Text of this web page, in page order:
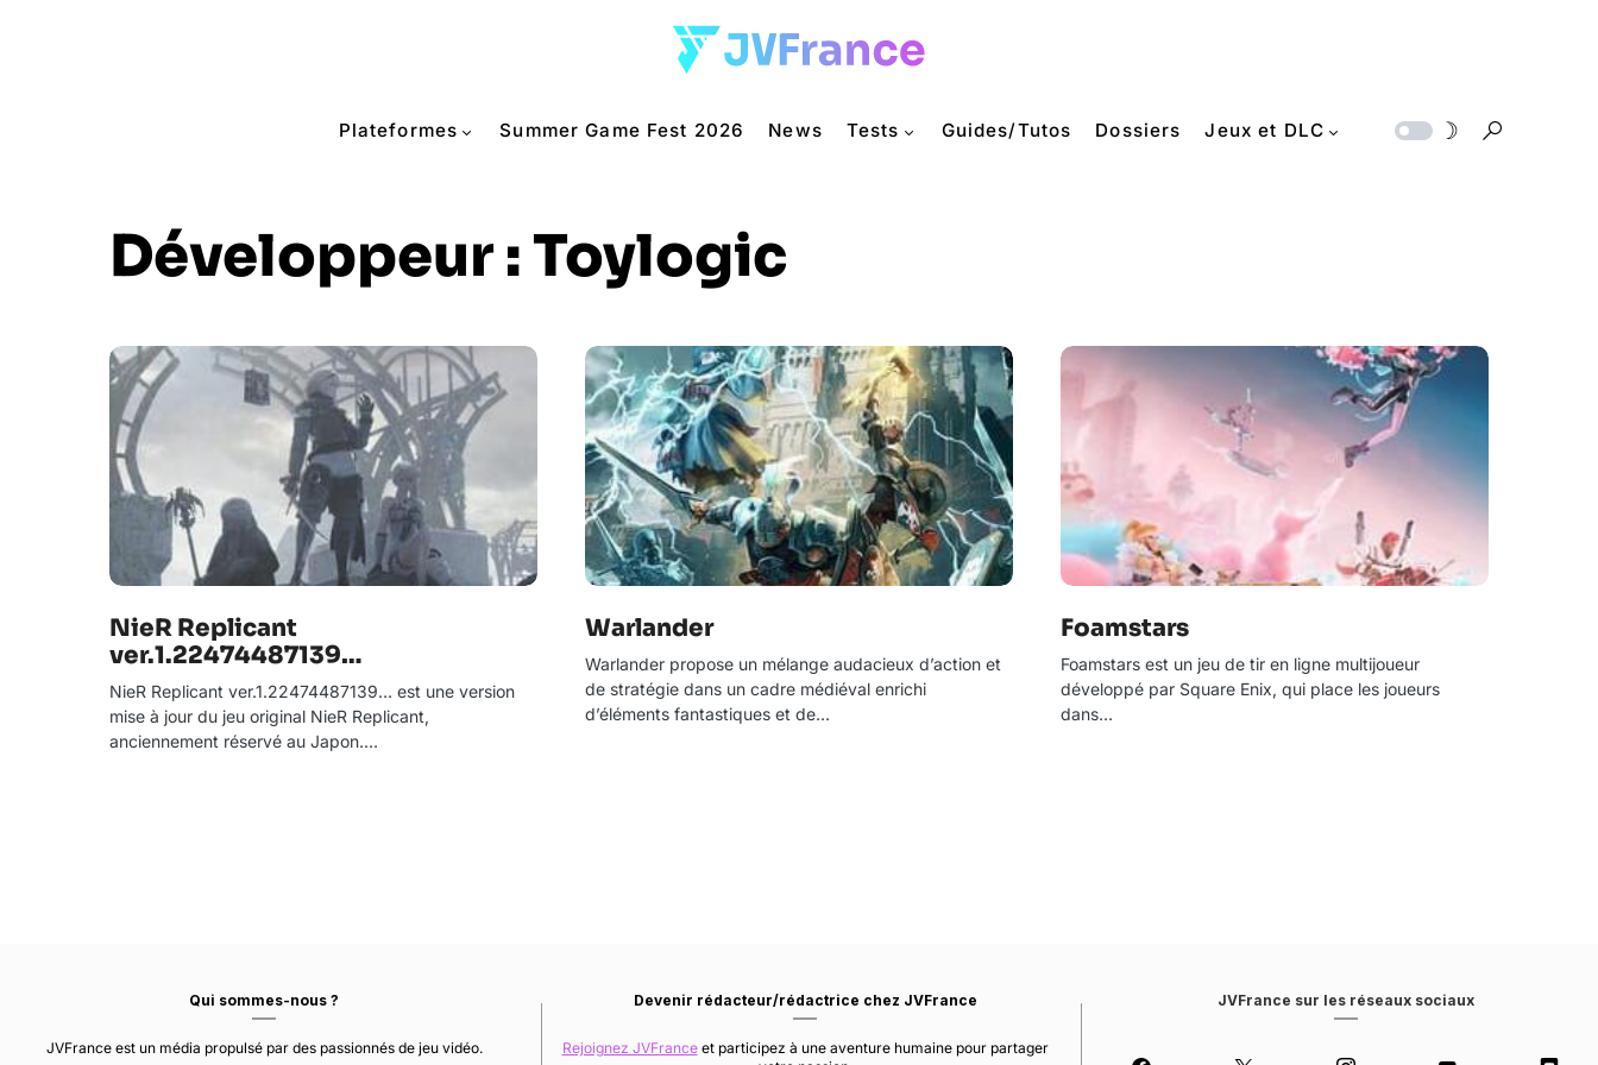
Plateformes Summer Game Fest 2026 News Tests Guides/Tutos Dossiers Jeux et DLC
Développeur :Toylogic
NieR Replicant
ver.1.22474487139…
NieR Replicant ver.1.22474487139… est une version
mise à jour du jeu original NieR Replicant,
anciennement réservé au Japon.…
Warlander
Warlander propose un mélange audacieux d’action et
de stratégie dans un cadre médiéval enrichi
d’éléments fantastiques et de…
Foamstars
Foamstars est un jeu de tir en ligne multijoueur
développé par Square Enix, qui place les joueurs
dans…
Qui sommes-nous ?
JVFrance est un média propulsé par des passionnés de jeu vidéo.
Devenir rédacteur/rédactrice chez JVFrance
Rejoignez JVFranceet participez à une aventure humaine pour partager
JVFrance sur les réseaux sociaux